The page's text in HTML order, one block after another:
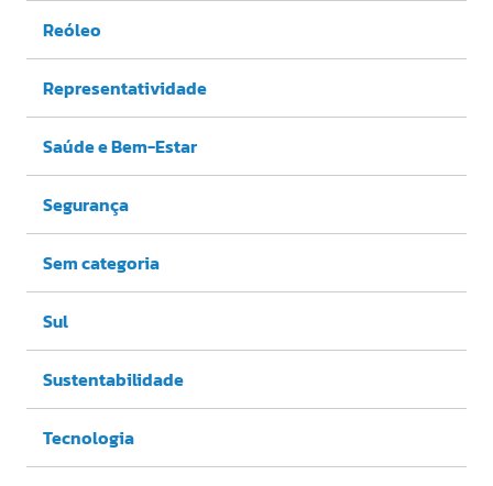
Reóleo
Representatividade
Saúde e Bem-Estar
Segurança
Sem categoria
Sul
Sustentabilidade
Tecnologia